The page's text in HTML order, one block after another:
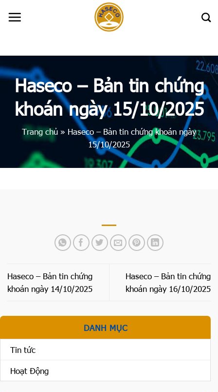
Haseco – Bản tin chứng
khoán ngày 15/10/2025
Trang chủ » Haseco – Bản tin chứng khoán ngày
15/10/2025
Haseco – Bản tin chứng
khoán ngày 14/10/2025
Haseco – Bản tin chứng
khoán ngày 16/10/2025
DANH MỤC
Tin tức
Hoạt Động